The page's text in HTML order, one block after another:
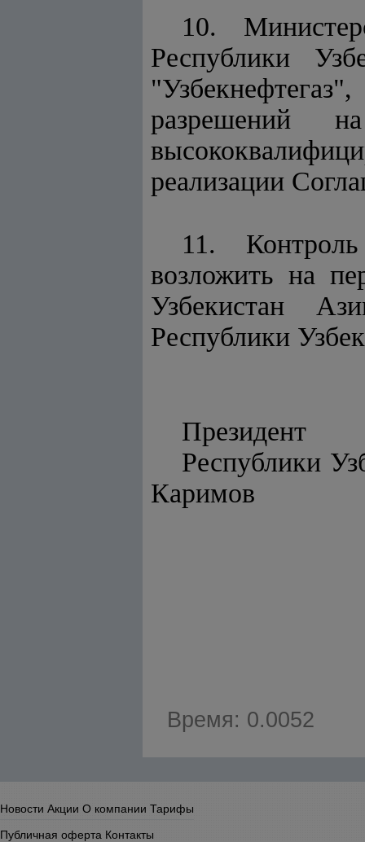
10.
Республики
разрешений
реализации
11.
возложить на
Узбекистан
Республики
Президент
Каримов
Время: 0.0052
Новости Акции О компании Тарифы
Публичная оферта Контакты